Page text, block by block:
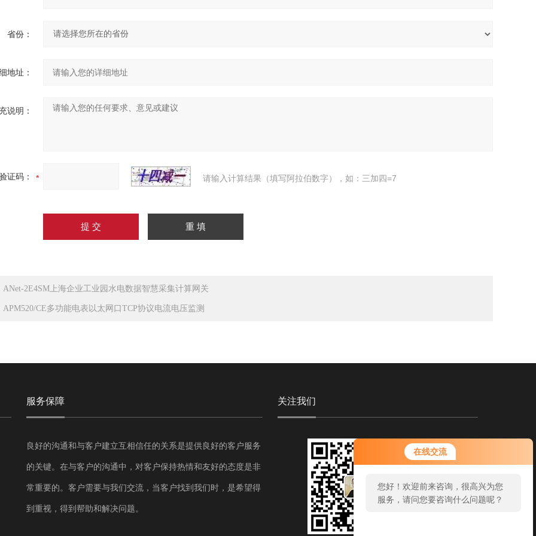
在线交流
您好！欢迎前来咨询，很高兴为您
服务，请问您要咨询什么问题呢？
省份：
地址：
说明：
证码： 请输入计算结果（填写阿拉伯数字），如：三加四=7
ANet-2E4SM上海企业工业园水电数据智慧采集计算网关
APM520/CE多功能电表以太网口TCP协议电流电压监测
服务保障
良好的沟通和与客户建立互相信任的关系是提供良好的客户服务
的关键。在与客户的沟通中，对客户保持热情和友好的态度是非
常重要的。客户需要与我们交流，当客户找到我们时，是希望得
到重视，得到帮助和解决问题。
关注我们